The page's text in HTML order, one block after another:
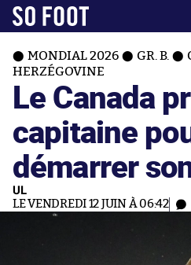
MONDIAL 2026 GR. B.
HERZÉGOVINE
Le Canada
capitaine
démarrer
UL
LE VENDREDI 12 JUIN À 06:42